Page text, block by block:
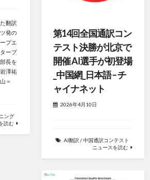
翻訳
発の
プエ
ープ
長を
澤祐
＝
ング
読む
第14回全国通訳コン
テスト決勝が北京で
開催 AI選手が初登場
_中国網_日本語 – チ
ャイナネット
2026年4月10日
AI翻訳 /中国通訳コンテスト
ニュースを読む